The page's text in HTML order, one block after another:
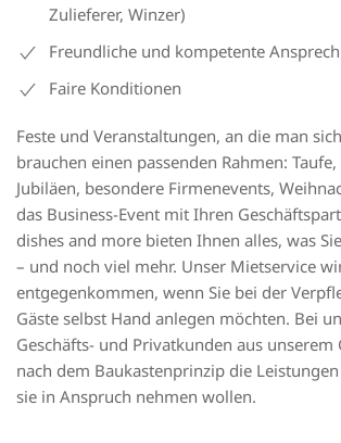
Zulieferer, Winzer)
Freundliche und kompetente
Faire Konditionen
Feste und Veranstaltungen, an die man
brauchen einen passenden Rahmen:
Jubiläen, besondere Firmenevents,
das Business-Event mit Ihren
dishes and more bieten Ihnen alles, was
– und noch viel mehr. Unser Mietservice
entgegenkommen, wenn Sie bei der
Gäste selbst Hand anlegen möchten. Bei
Geschäfts- und Privatkunden aus unserem
nach dem Baukastenprinzip die
sie in Anspruch nehmen wollen.